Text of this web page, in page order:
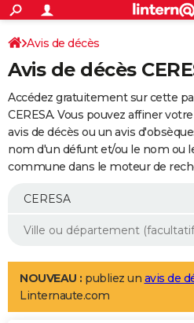
ACTUALITÉS
Politique
Société
Faits Divers
Education
Monde
Villes
+
SPORT
Coupe du monde 2026
Football
Tennis
Cyclisme
Rugby
Forum
Programme TV
TNT
Streaming
Cinéma
Sorties cinéma
Musique
+
FINANCE
Retraite
Epargne
Immobilier
Risques naturels par ville
Banque
Assurance
AUTO
Essais
Réserver un essai
Citadines
Berlines
SUV
Forum auto
+
Mobiles
Meilleur smartphone
Internet
Ordinateurs
Jeux vidéo
Guide high-tech
Aménagement intérieur
LIFESTYLE
Art de vivre
Bien-être
Loisirs
Mode
Modes de vie
Avis de décès
Avis de décès
Accédez gratuitement sur cette
CERESA. Vous pouvez affiner
avis de décès ou un avis
nom d'un défunt et/ou le nom ou
commune dans le moteur de
NOUVEAU : publiez un avis de
Linternaute.com